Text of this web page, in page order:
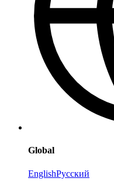
Global
EnglishРусский